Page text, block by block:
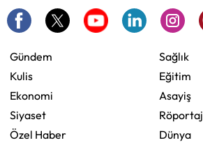
Gündem
Kulis
Ekonomi
Siyaset
Özel Haber
Sağlık
Eğitim
Asayiş
Röportaj
Dünya